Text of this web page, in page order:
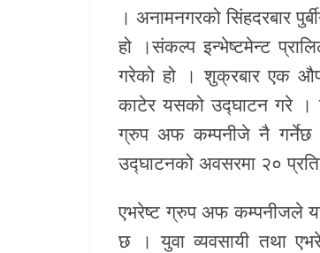
। अनामनगरको सिंहदरबार
हो ।संकल्प इन्भेष्टमेन्ट
गरेको हो । शुक्रबार एक
काटेर यसको उद्घाटन गरे ।
ग्रुप अफ कम्पनीजे नै गर्नेछ
उद्घाटनको अवसरमा २०
एभरेष्ट ग्रुप अफ कम्पनीजले
छ । युवा व्यवसायी तथा